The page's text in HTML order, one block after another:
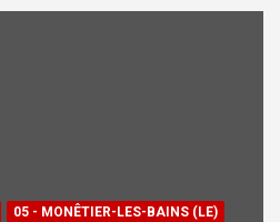
05 - MONÊTIER-LES-BAINS (LE)